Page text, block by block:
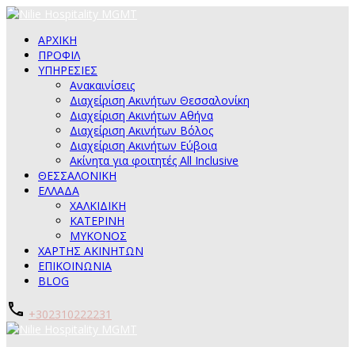
ΑΡΧΙΚΗ
ΠΡΟΦΙΛ
ΥΠΗΡΕΣΙΕΣ
Ανακαινίσεις
Διαχείριση Ακινήτων Θεσσαλονίκη
Διαχείριση Ακινήτων Αθήνα
Διαχείριση Ακινήτων Βόλος
Διαχείριση Ακινήτων Εύβοια
Ακίνητα για φοιτητές All Inclusive
ΘΕΣΣΑΛΟΝΙΚΗ
ΕΛΛΑΔΑ
ΧΑΛΚΙΔΙΚΗ
ΚΑΤΕΡΙΝΗ
ΜΥΚΟΝΟΣ
ΧΑΡΤΗΣ ΑΚΙΝΗΤΩΝ
ΕΠΙΚΟΙΝΩΝΙΑ
BLOG
+302310222231